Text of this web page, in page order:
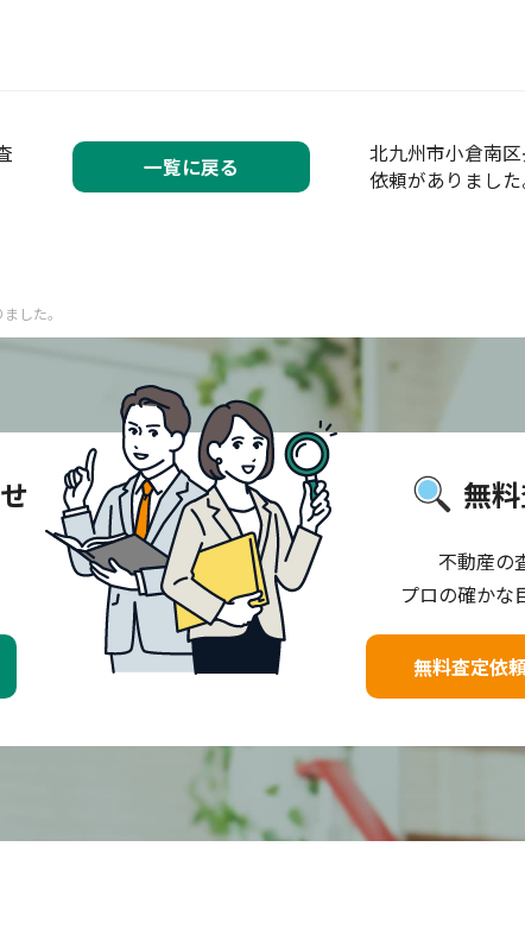
一覧に戻る
北九州市小倉南
依頼がありました
した。
無
不動産の
プロの確かな
無料査定依